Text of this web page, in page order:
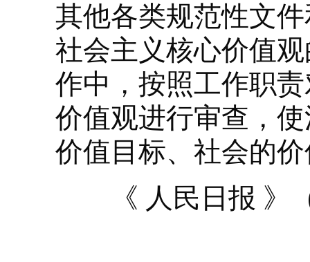
其他各类规范性文
社会主义核心价值
作中，按照工作职
价值观进行审查，
价值目标、社会的
《 人民日报 》（